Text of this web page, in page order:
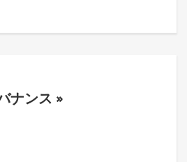
ナンス »